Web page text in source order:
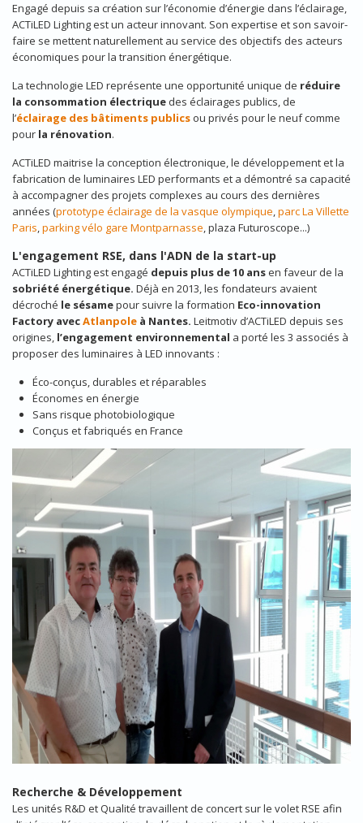
Engagé depuis sa création sur l’économie d’énergie dans l’éclairage,
ACTiLED Lighting est un acteur innovant. Son expertise et son savoir-
faire se mettent naturellement au service des objectifs des acteurs
économiques pour la transition énergétique.
La technologie LED représente une opportunité unique de réduire
la consommation électrique des éclairages publics, de
l’éclairage des bâtiments publics ou privés pour le neuf comme
pour la rénovation.
ACTiLED maitrise la conception électronique, le développement et la
fabrication de luminaires LED performants et a démontré sa capacité
à accompagner des projets complexes au cours des dernières
années (prototype éclairage de la vasque olympique,parc La Villette
Paris,parking vélo gare Montparnasse, plaza Futuroscope...)
L'engagement RSE, dans l'ADN de la start-up
ACTiLED Lighting est engagé depuis plus de 10 ansen faveur de la
sobriété énergétique. Déjà en 2013, les fondateurs avaient
décroché le sésamepour suivre la formation Eco-innovation
Factory avecAtlanpole à Nantes. Leitmotiv d’ACTiLED depuis ses
origines, l’engagement environnemental a porté les 3 associés à
proposer des luminaires à LED innovants :
Éco-conçus, durables et réparables
Économes en énergie
Sans risque photobiologique
Conçus et fabriqués en France
Recherche & Développement
Les unités R&D et Qualité travaillent de concert sur le volet RSE afin